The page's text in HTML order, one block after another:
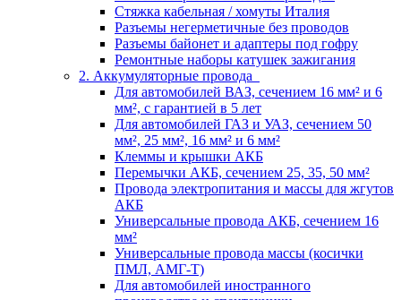
Стяжка кабельная / хомуты Италия
Разъемы негерметичные без проводов
Разъемы байонет и адаптеры под гофру
Ремонтные наборы катушек зажигания
2. Аккумуляторные провода
Для автомобилей ВАЗ, сечением 16 мм² и 6
мм², с гарантией в 5 лет
Для автомобилей ГАЗ и УАЗ, сечением 50
мм², 25 мм², 16 мм² и 6 мм²
Клеммы и крышки АКБ
Перемычки АКБ, сечением 25, 35, 50 мм²
Провода электропитания и массы для жгутов
АКБ
Универсальные провода АКБ, сечением 16
мм²
Универсальные провода массы (косички
ПМЛ, АМГ-Т)
Для автомобилей иностранного